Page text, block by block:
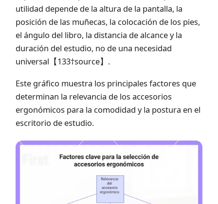
utilidad depende de la altura de la pantalla, la
posición de las muñecas, la colocación de los pies,
el ángulo del libro, la distancia de alcance y la
duración del estudio, no de una necesidad
universal【133†source】.
Este gráfico muestra los principales factores que
determinan la relevancia de los accesorios
ergonómicos para la comodidad y la postura en el
escritorio de estudio.